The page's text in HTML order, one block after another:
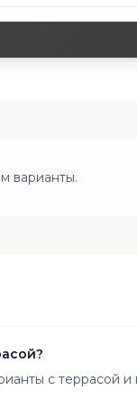
варианты.
с террасой и